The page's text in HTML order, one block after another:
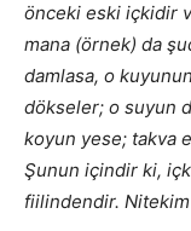
önceki eski içkidir
mana (örnek) da
damlasa, o
dökseler; o suyun
koyun yese; takva
Şunun içindir ki,
fiilindendir.